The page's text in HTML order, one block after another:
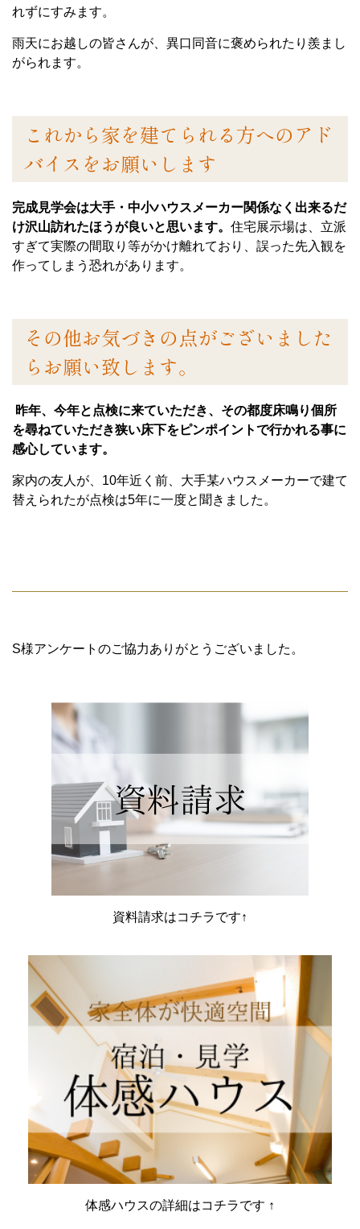
れずにすみます。
雨天にお越しの皆さんが、異口同音に褒められたり羨まし
がられます。
これから家を建てられる方へのアド
バイスをお願いします
完成見学会は大手・中小ハウスメーカー関係なく出来るだ
け沢山訪れたほうが良いと思います。 住宅展示場は、立派
すぎて実際の間取り等がかけ離れており、誤った先入観を
作ってしまう恐れがあります。
その他お気づきの点がございました
らお願い致します。
昨年、今年と点検に来ていただき、その都度床鳴り個所
を尋ねていただき狭い床下をピンポイントで行かれる事に
感心しています。
家内の友人が、10年近く前、大手某ハウスメーカーで建て
替えられたが点検は5年に一度と聞きました。
S様アンケートのご協力ありがとうございました。
資料請求はコチラです↑
体感ハウスの詳細はコチラです ↑